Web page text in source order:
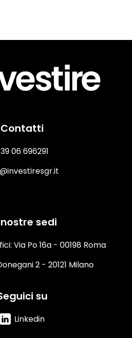
Contatti
06 696291
nostre sedi
Via Po 16a - 00198 Roma
2 - 20121 Milano
su
Linkedin